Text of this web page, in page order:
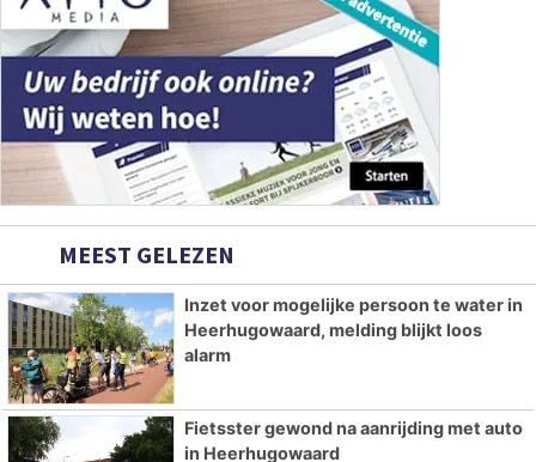
MEEST GELEZEN
Inzet voor mogelijke persoon te water in
Heerhugowaard, melding blijkt loos
alarm
Fietsster gewond na aanrijding met auto
in Heerhugowaard